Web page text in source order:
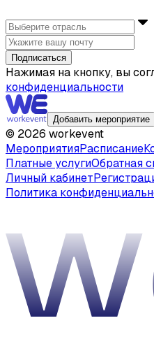
Подписаться
Нажимая на кнопку, вы
конфиденциальности
Добавить мероприятие
© 2026 workevent
МероприятияРасписание
Платные услугиОбратная
Личный кабинет
Политика